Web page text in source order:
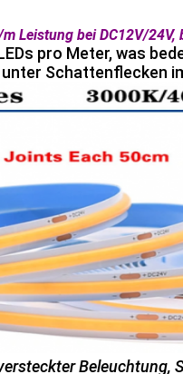
Leistung bei DC12V/24V,
pro Meter, was
Schattenflecken
Beleuchtung,